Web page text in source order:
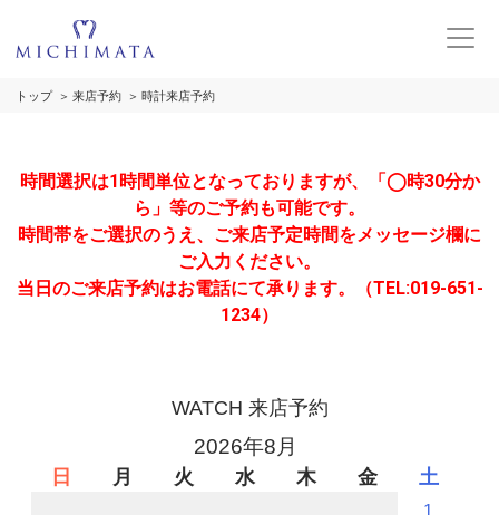
トップ 来店予約 時計来店予約
時間選択は1時間単位となっておりますが、「◯時30分か
ら」等のご予約も可能です。
時間帯をご選択のうえ、ご来店予定時間をメッセージ欄に
ご入力ください。
当日のご来店予約はお電話にて承ります。（TEL:019-651-
1234）
WATCH 来店予約
2026年8月
日 月 火 水 木 金 土
1